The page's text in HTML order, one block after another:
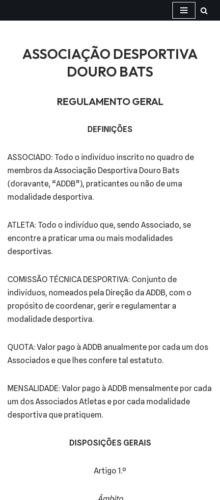
ASSOCIAÇÃO DESPORTIVA
DOURO BATS
REGULAMENTO GERAL
DEFINIÇÕES
ASSOCIADO: Todo o indivíduo inscrito no quadro de
membros da Associação Desportiva Douro Bats
(doravante, “ADDB”), praticantes ou não de uma
modalidade desportiva.
ATLETA: Todo o indivíduo que, sendo Associado, se
encontre a praticar uma ou mais modalidades
desportivas.
COMISSÃO TÉCNICA DESPORTIVA: Conjunto de
indivíduos, nomeados pela Direção da ADDB, com o
propósito de coordenar, gerir e regulamentar a
modalidade desportiva.
QUOTA: Valor pago à ADDB anualmente por cada um dos
Associados e que lhes confere tal estatuto.
MENSALIDADE: Valor pago à ADDB mensalmente por cada
um dos Associados Atletas e por cada modalidade
desportiva que pratiquem.
DISPOSIÇÕES GERAIS
Artigo 1.º